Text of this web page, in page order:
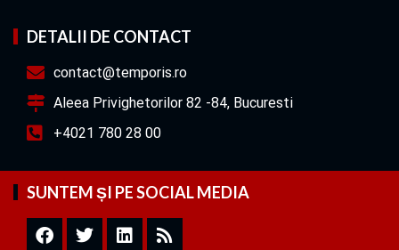
DETALII DE CONTACT
contact@temporis.ro
Aleea Privighetorilor 82 -84, Bucuresti
+4021 780 28 00
SUNTEM ȘI PE SOCIAL MEDIA